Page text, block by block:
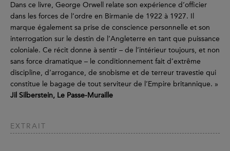
Dans ce livre, George Orwell relate son expérience d’officier
dans les forces de l’ordre en Birmanie de 1922 à 1927. Il
marque également sa prise de conscience personnelle et son
interrogation sur le destin de l’Angleterre en tant que puissance
coloniale. Ce récit donne à sentir – de l’intérieur toujours, et non
sans force dramatique – le conditionnement fait d’extrême
discipline, d’arrogance, de snobisme et de terreur travestie qui
constitue le bagage de tout serviteur de l’Empire britannique. »
Jil Silberstein, Le Passe-Muraille
EXTRAIT